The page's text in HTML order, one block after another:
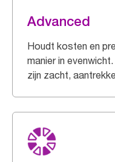
Advanced
Houdt kosten en
manier in
zijn zacht,